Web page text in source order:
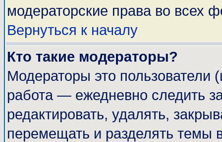
модераторские права во всех
Вернуться к началу
Кто такие модераторы?
Модераторы это пользователи
работа — ежедневно следить
редактировать, удалять,
перемещать и разделять темы